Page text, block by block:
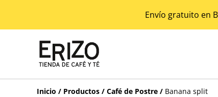
Envío gratuito en
Inicio / Productos / Café de Postre / Banana split